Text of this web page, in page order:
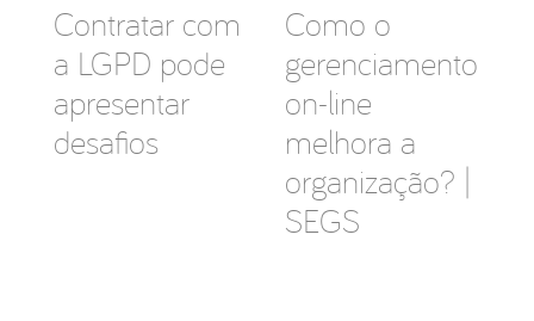
Contratar com
a LGPD pode
apresentar
desafios
Como o
gerenciamento
on-line
melhora a
organização? |
SEGS